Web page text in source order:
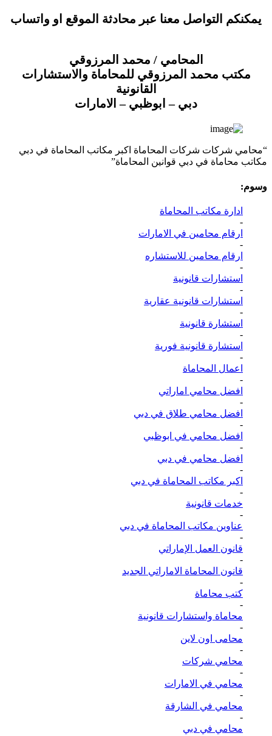
يمكنكم التواصل معنا عبر محادثة الموقع او واتساب
المحامي / محمد المرزوقي
مكتب محمد المرزوقي للمحاماة والاستشارات
القانونية
دبي – ابوظبي – الامارات
“محامي شركات شركات المحاماة اكبر مكاتب المحاماة في دبي
مكاتب محاماة في دبي قوانين المحاماة”
وسوم:
ادارة مكاتب المحاماة
-
ارقام محامين في الامارات
-
ارقام محامين للاستشاره
-
استشارات قانونية
-
استشارات قانونية عقارية
-
استشارة قانونية
-
استشارة قانونية فورية
-
اعمال المحاماة
-
افضل محامي اماراتي
-
افضل محامي طلاق في دبي
-
افضل محامي في ابوظبي
-
افضل محامي في دبي
-
اكبر مكاتب المحاماة في دبي
-
خدمات قانونية
-
عناوين مكاتب المحاماة في دبي
-
قانون العمل الإماراتي
-
قانون المحاماة الاماراتي الجديد
-
كتب محاماة
-
محاماة واستشارات قانونية
-
محامى اون لاين
-
محامي شركات
-
محامي في الامارات
-
محامي في الشارقة
-
محامي في دبي